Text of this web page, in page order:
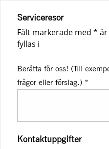
Serviceresor
Fält markerade med *
fyllas i
Berätta för oss! (Till exempel om dina synpunkter,
frågor eller förslag.) *
Kontaktuppgifter